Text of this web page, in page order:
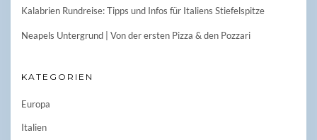
Kalabrien Rundreise: Tipps und Infos für Italiens Stiefelspitze
Neapels Untergrund | Von der ersten Pizza & den Pozzari
KATEGORIEN
Europa
Italien